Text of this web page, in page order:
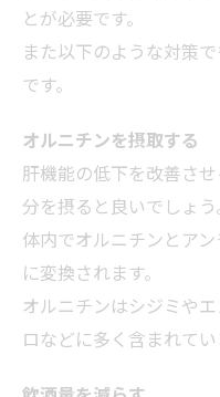
とが必要です。
また以下のような対策
です。
オルニチンを摂取する
肝機能の低下を改善さ
分を摂ると良いでしょう
体内でオルニチンとア
に変換されます。
オルニチンはシジミや
ロなどに多く含まれてい